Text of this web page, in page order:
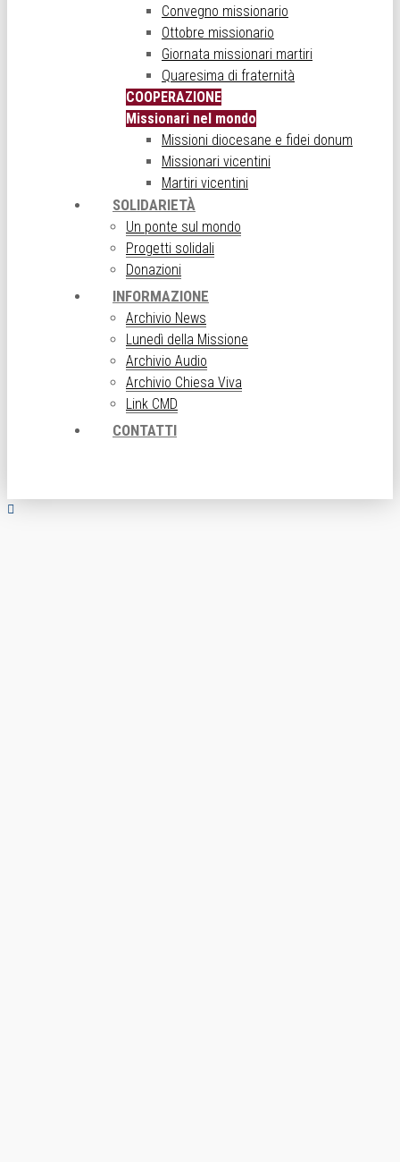
Convegno missionario
Ottobre missionario
Giornata missionari martiri
Quaresima di fraternità
COOPERAZIONE
Missionari nel mondo
Missioni diocesane e fidei donum
Missionari vicentini
Martiri vicentini
SOLIDARIETÀ
Un ponte sul mondo
Progetti solidali
Donazioni
INFORMAZIONE
Archivio News
Lunedì della Missione
Archivio Audio
Archivio Chiesa Viva
Link CMD
CONTATTI